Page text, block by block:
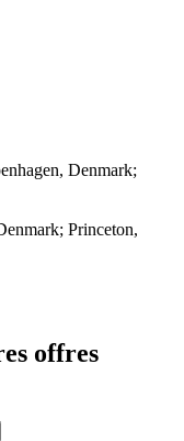
Denmark;
Princeton,
offres